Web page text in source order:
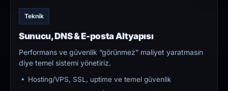
Teknik
Sunucu, DNS & E-posta Altyapısı
Performans ve güvenlik “görünmez” maliyet yaratmasın
diye temel sistemi yönetiriz.
Hosting/VPS, SSL, uptime ve temel güvenlik